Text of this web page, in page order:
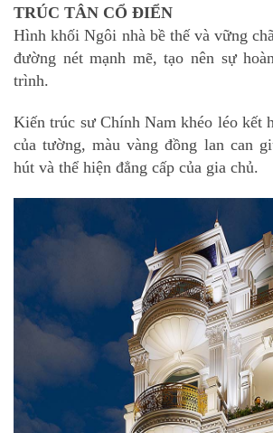
TRÚC TÂN CỔ ĐIỂN
Hình khối Ngôi nhà bề thế và vững
đường nét mạnh mẽ, tạo nên sự
trình.
Kiến trúc sư Chính Nam khéo léo kết
của tường, màu vàng đồng lan can
hút và thể hiện đẳng cấp của gia chủ.